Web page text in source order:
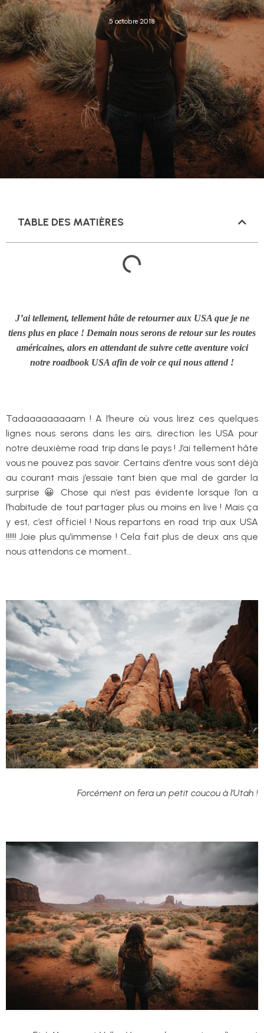
5 octobre 2018
TABLE DES MATIÈRES
J’ai tellement, tellement hâte de retourner aux USA que je ne
tiens plus en place ! Demain nous serons de retour sur les routes
américaines, alors en attendant de suivre cette aventure voici
notre roadbook USA afin de voir ce qui nous attend !
Tadaaaaaaaaam ! A l’heure où vous lirez ces quelques
lignes nous serons dans les airs, direction les USA pour
notre deuxième road trip dans le pays ! J’ai tellement hâte
vous ne pouvez pas savoir. Certains d’entre vous sont déjà
au courant mais j’essaie tant bien que mal de garder la
surprise 😀 Chose qui n’est pas évidente lorsque l’on a
l’habitude de tout partager plus ou moins en live ! Mais ça
y est, c’est officiel ! Nous repartons en road trip aux USA
!!!!!! Joie plus qu’immense ! Cela fait plus de deux ans que
nous attendons ce moment…
Forcément on fera un petit coucou à l’Utah !